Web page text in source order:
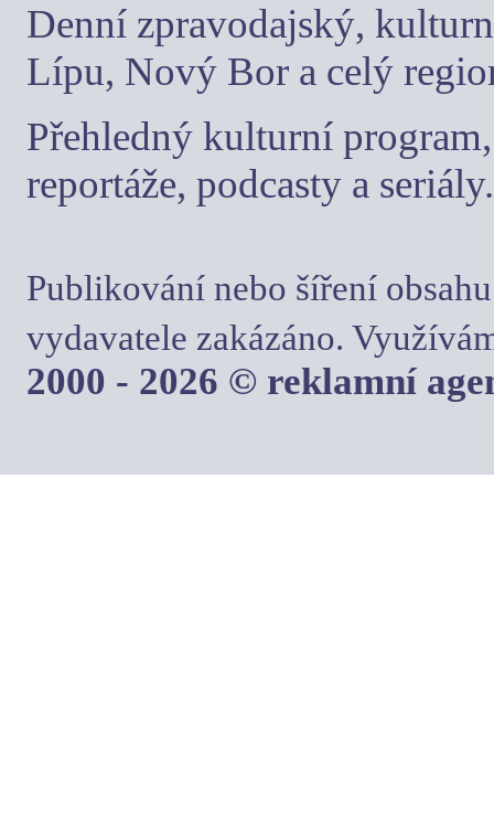
Denní zpravodajský,
Lípu, Nový Bor a celý
Přehledný kulturní
reportáže, podcasty a seriály.
Publikování nebo šíření
vydavatele zakázáno.
2000 - 2026 © reklamní